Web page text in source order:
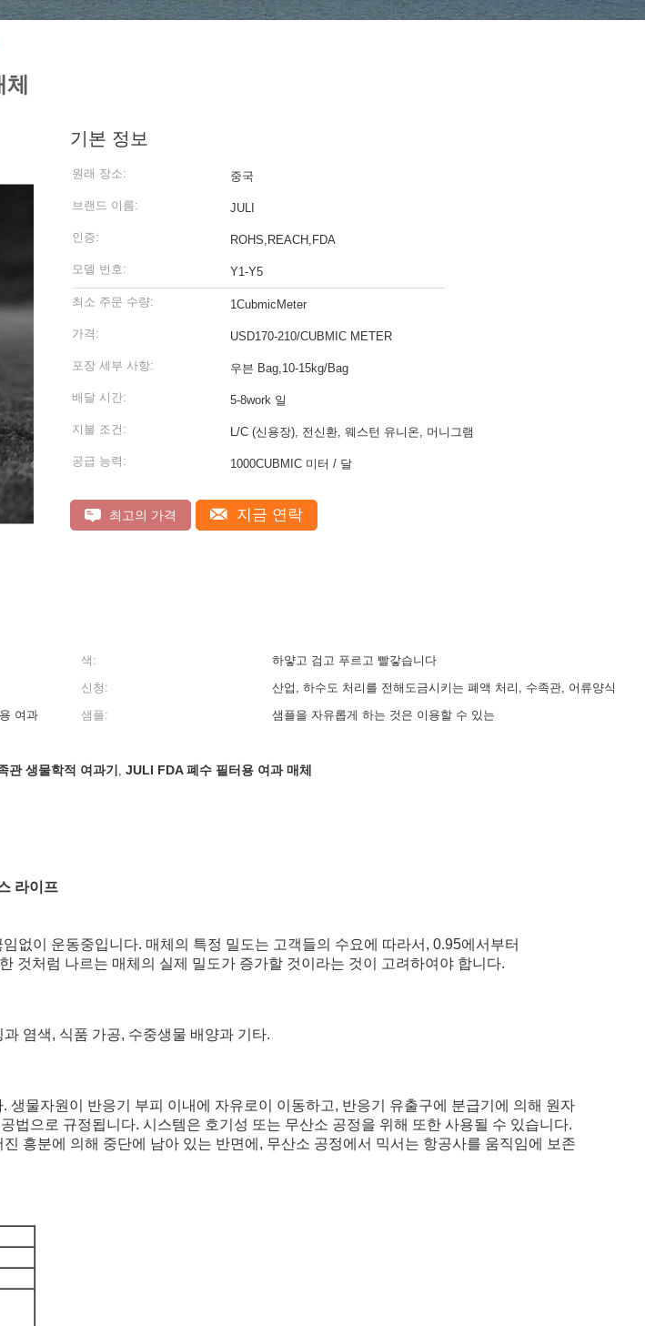
기본 정보
원래 장소: 중국
브랜드 이름: JULI
인증: ROHS,REACH,FDA
모델 번호: Y1-Y5
최소 주문 수량: 1CubmicMeter
가격: USD170-210/CUBMIC METER
포장 세부 사항: 우븐 Bag,10-15kg/Bag
배달 시간: 5-8work 일
지불 조건: L/C (신용장), 전신환, 웨스턴 유니온, 머니그램
공급 능력: 1000CUBMIC 미터 / 달
최고의 가격 지금 연락
색:
하얗고 검고 푸르고 빨갛습니다
신청:
산업, 하수도 처리를 전해도금시키는 폐액 처리, 수족관, 어류양식
여과
샘플: 샘플을 자유롭게 하는 것은 이용할 수 있는
관 생물학적 여과기 , JULI FDA 폐수 필터용 여과 매체
라이프
없이 운동중입니다. 매체의 특정 밀도는 고객들의 수요에 따라서, 0.95에서부터
것처럼 나르는 매체의 실제 밀도가 증가할 것이라는 것이 고려하여야 합니다.
염색, 식품 가공, 수중생물 배양과 기타.
물자원이 반응기 부피 이내에 자유로이 이동하고, 반응기 유출구에 분급기에 의해 원자
법으로 규정됩니다. 시스템은 호기성 또는 무산소 공정을 위해 또한 사용될 수 있습니다.
흥분에 의해 중단에 남아 있는 반면에, 무산소 공정에서 믹서는 항공사를 움직임에 보존